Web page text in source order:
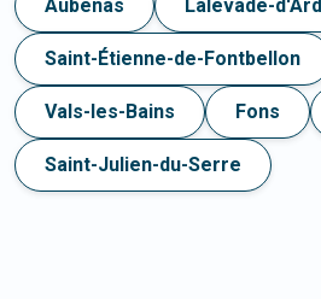
Aubenas Lalevade-
Saint-Étienne-de-Fontbellon
Vals-les-Bains Fons
Saint-Julien-du-Serre